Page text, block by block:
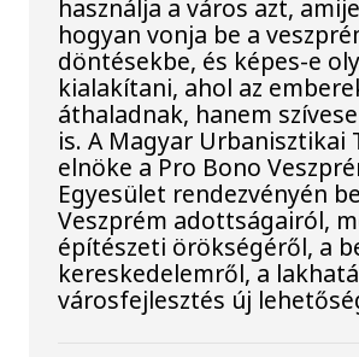
használja a város azt,
hogyan vonja be a
döntésekbe, és képes-e
kialakítani, ahol az
áthaladnak, hanem
is. A Magyar Urbanisztikai
elnöke a Pro Bono
Egyesület rendezvényén
Veszprém adottságairól,
építészeti örökségéről, a
kereskedelemről, a
városfejlesztés új